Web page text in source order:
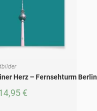
WÄHLEN
Herz – Fernsehturm Berlin
€